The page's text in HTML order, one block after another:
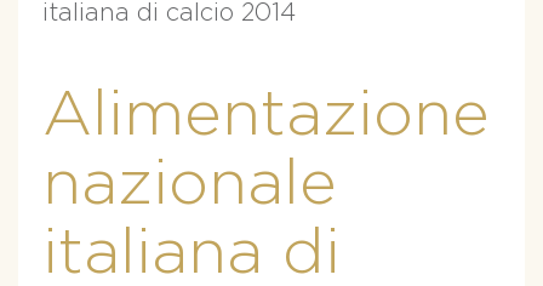
italiana di calcio 2014
Alimentazione
nazionale
italiana di